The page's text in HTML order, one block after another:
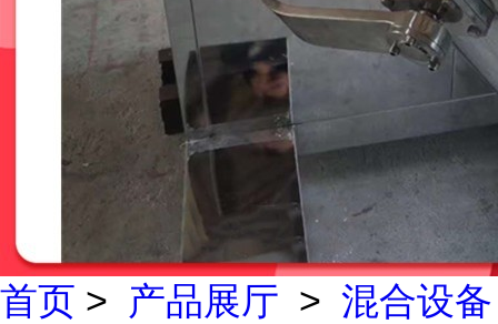
首页 > 产品展厅 > 混合设备